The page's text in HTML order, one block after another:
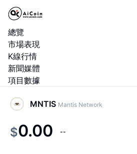
總覽
市場表現
K線行情
新聞媒體
項目數據
MNTIS Mantis Network
$0.00 --